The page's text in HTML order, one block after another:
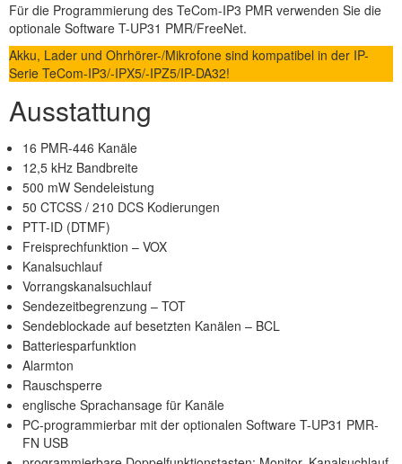
Für die Programmierung des TeCom-IP3 PMR verwenden Sie die
optionale Software T-UP31 PMR/FreeNet.
Akku, Lader und Ohrhörer-/Mikrofone sind kompatibel in der IP-
Serie TeCom-IP3/-IPX5/-IPZ5/IP-DA32!
Ausstattung
16 PMR-446 Kanäle
12,5 kHz Bandbreite
500 mW Sendeleistung
50 CTCSS / 210 DCS Kodierungen
PTT-ID (DTMF)
Freisprechfunktion – VOX
Kanalsuchlauf
Vorrangskanalsuchlauf
Sendezeitbegrenzung – TOT
Sendeblockade auf besetzten Kanälen – BCL
Batteriesparfunktion
Alarmton
Rauschsperre
englische Sprachansage für Kanäle
PC-programmierbar mit der optionalen Software T-UP31 PMR-
FN USB